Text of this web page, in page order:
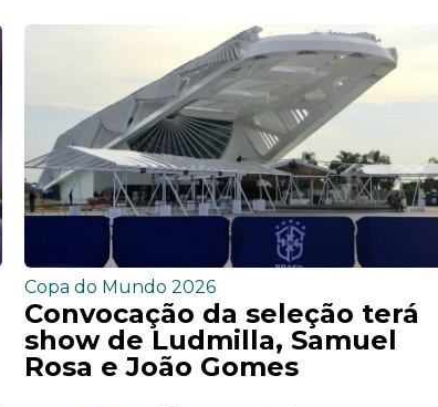
Copa do Mundo 2026
Convocação da seleção terá
show de Ludmilla, Samuel
Rosa e João Gomes